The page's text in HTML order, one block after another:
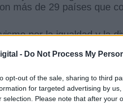
- Do Not Process My
opt-out of the sale, sharing to third
for targeted advertising by
selection. Please note that after your
más de 29 países que
por la igualdad y la
grupos
autónomas,
o en
de los gays no es amor,
el 17 de mayo de